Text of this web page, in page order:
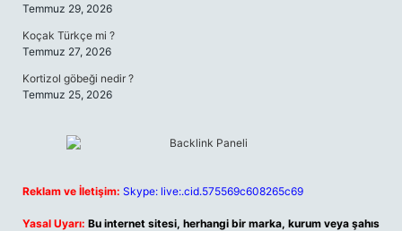
Temmuz 29, 2026
Koçak Türkçe mi ?
Temmuz 27, 2026
Kortizol göbeği nedir ?
Temmuz 25, 2026
Reklam ve İletişim: Skype: live:.cid.575569c608265c69
Yasal Uyarı: Bu internet sitesi, herhangi bir marka, kurum veya şahıs